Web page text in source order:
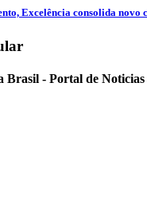
Excelência consolida novo
Brasil - Portal de